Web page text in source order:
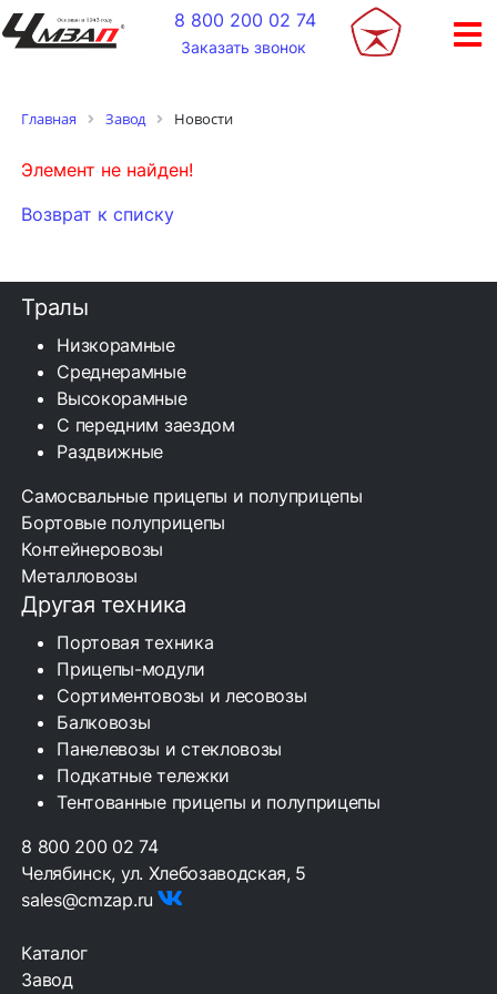
8 800 200 02 74
Заказать звонок
Главная Завод Новости
Элемент не найден!
Возврат к списку
Тралы
Низкорамные
Среднерамные
Высокорамные
С передним заездом
Раздвижные
Самосвальные прицепы и полуприцепы
Бортовые полуприцепы
Контейнеровозы
Металловозы
Другая техника
Портовая техника
Прицепы-модули
Сортиментовозы и лесовозы
Балковозы
Панелевозы и стекловозы
Подкатные тележки
Тентованные прицепы и полуприцепы
8 800 200 02 74
Челябинск, ул. Хлебозаводская, 5
sales@cmzap.ru
Каталог
Завод